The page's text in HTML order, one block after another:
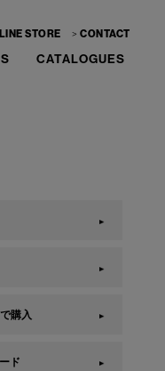
STORE CONTACT
CATALOGUES
購入
ド